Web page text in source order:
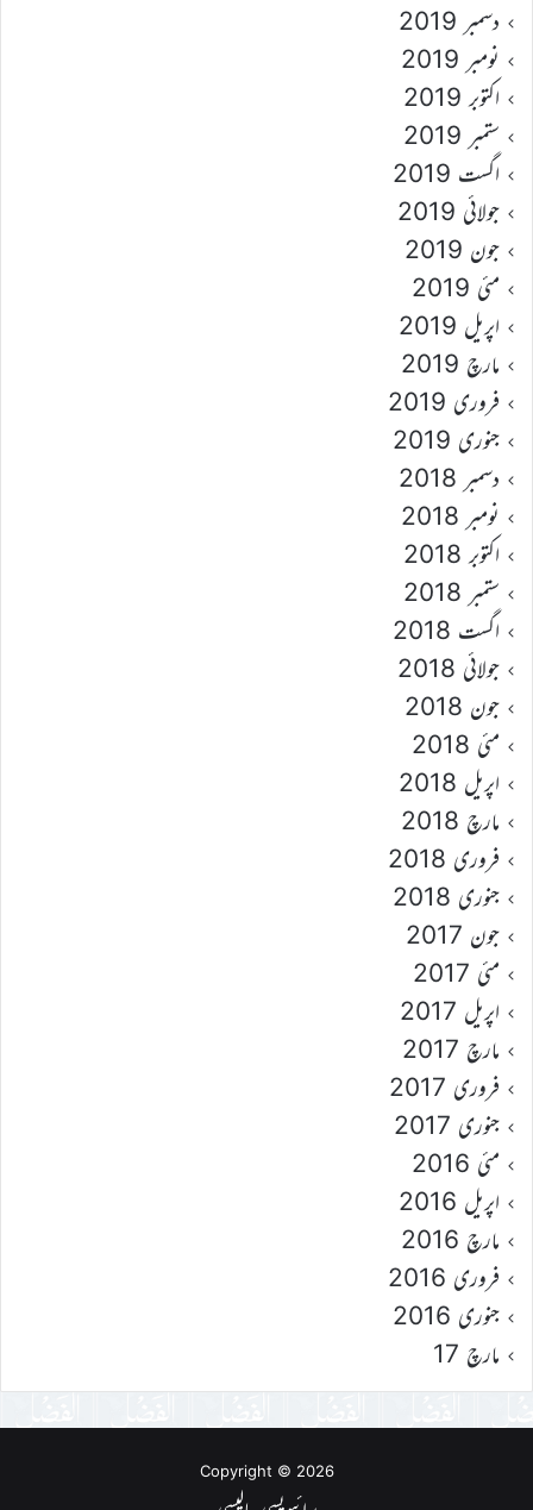
دسمبر 2019
نومبر 2019
اکتوبر 2019
ستمبر 2019
اگست 2019
جولائی 2019
جون 2019
مئی 2019
اپریل 2019
مارچ 2019
فروری 2019
جنوری 2019
دسمبر 2018
نومبر 2018
اکتوبر 2018
ستمبر 2018
اگست 2018
جولائی 2018
جون 2018
مئی 2018
اپریل 2018
مارچ 2018
فروری 2018
جنوری 2018
جون 2017
مئی 2017
اپریل 2017
مارچ 2017
فروری 2017
جنوری 2017
مئی 2016
اپریل 2016
مارچ 2016
فروری 2016
جنوری 2016
مارچ 17
Copyright © 2026